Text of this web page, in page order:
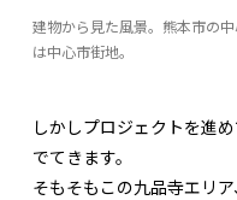
建物から見た風景。熊本市の
は中心市街地。
しかしプロジェクトを進
でてきます。
そもそもこの九品寺エリ